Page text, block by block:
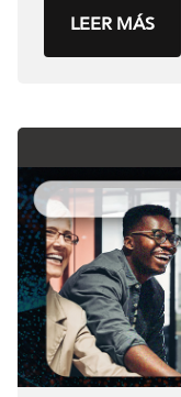
LEER MÁS